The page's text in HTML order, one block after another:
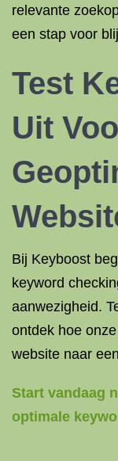
relevante
een stap voor
Test
Uit
Bij Keyboost
keyword
aanwezigheid.
ontdek hoe
website naar
Start vandaag
optimale